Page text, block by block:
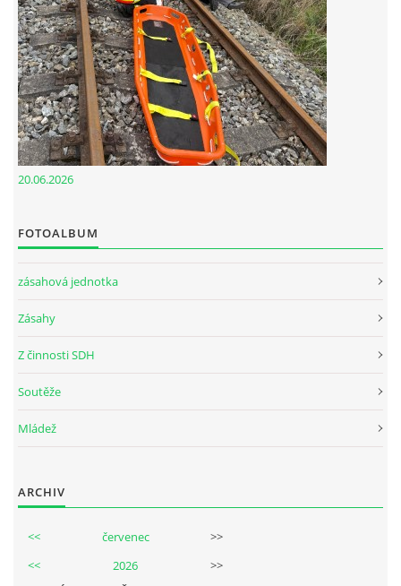
20.06.2026
FOTOALBUM
zásahová jednotka
Zásahy
Z činnosti SDH
Soutěže
Mládež
ARCHIV
<< červenec
>>
<<
2026
>>